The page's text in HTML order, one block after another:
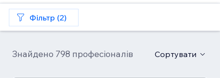
Фільтр (2)
Знайдено 798 професіоналів Сортувати